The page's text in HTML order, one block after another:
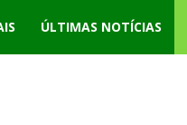
ÚLTIMAS NOTÍCIAS